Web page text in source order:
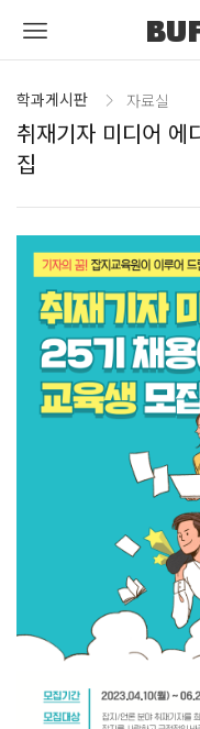
학과게시판 자료실
취재기자 미디어 에
집